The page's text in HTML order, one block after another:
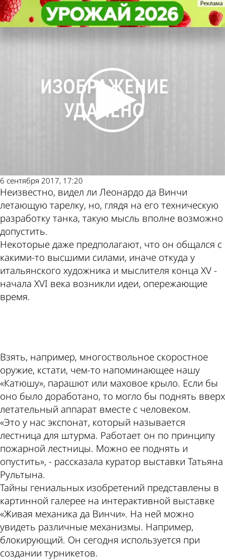
В Пензе открылась выставка
изобретений Леонардо да Винчи
Культура
6 сентября 2017, 17:20
Неизвестно, видел ли Леонардо да Винчи
летающую тарелку, но, глядя на его техническую
разработку танка, такую мысль вполне возможно
допустить.
Некоторые даже предполагают, что он общался с
какими-то высшими силами, иначе откуда у
итальянского художника и мыслителя конца XV -
начала XVI века возникли идеи, опережающие
время.
Взять, например, многоствольное скоростное
оружие, кстати, чем-то напоминающее нашу
«Катюшу», парашют или маховое крыло. Если бы
оно было доработано, то могло бы поднять вверх
летательный аппарат вместе с человеком.
«Это у нас экспонат, который называется
лестница для штурма. Работает он по принципу
пожарной лестницы. Можно ее поднять и
опустить», - рассказала куратор выставки Татьяна
Рультына.
Тайны гениальных изобретений представлены в
картинной галерее на интерактивной выставке
«Живая механика да Винчи». На ней можно
увидеть различные механизмы. Например,
блокирующий. Он сегодня используется при
создании турникетов.
В Пензе открылась выставка
изобретений Леонардо да Винчи
Культура
Другие новости по
Погода и курсы
валют в Пензе